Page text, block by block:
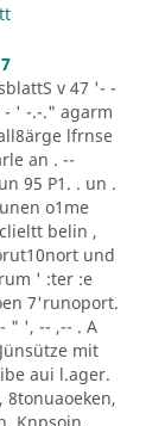
v 47 '- -
' -.-." agarm
lfrnse
an . --
95 P1. . un .
o1me
belin ,
und
' :ter :e
7'runoport.
" ', -- ,-- . A
mit
aui l.ager.
8tonuaoeken,
Knpsoin,